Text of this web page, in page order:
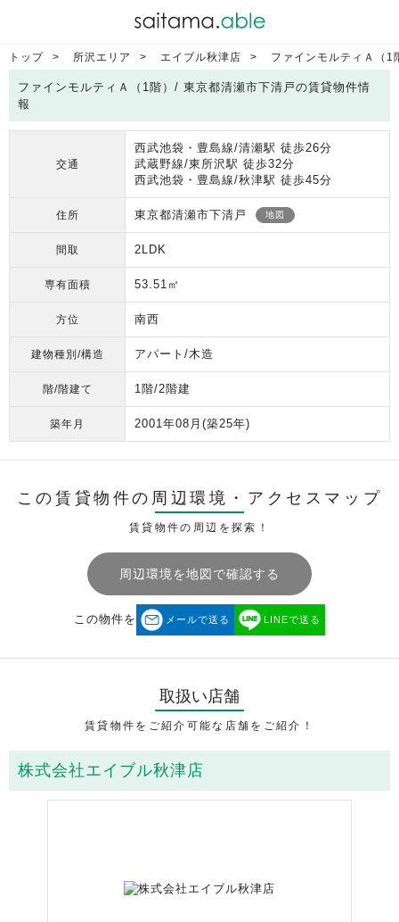
トップ 所沢エリア エイブル秋津店 ファインモルティＡ（1
ファインモルティＡ（1階）/ 東京都清瀬市下清戸の賃貸物件情
報
交通
西武池袋・豊島線/清瀬駅 徒歩26分
武蔵野線/東所沢駅 徒歩32分
西武池袋・豊島線/秋津駅 徒歩45分
住所 東京都清瀬市下清戸 地図
間取 2LDK
専有面積 53.51㎡
方位 南西
建物種別/構造 アパート/木造
階/階建て 1階/2階建
築年月 2001年08月 (築25年)
この賃貸物件の周辺環境・ アクセスマップ
賃貸物件の周辺を探索！
周辺環境を地図で確認する
この物件を メールで送る LINEで送る
取扱い店舗
賃貸物件をご紹介可能な店舗をご紹介！
株式会社エイブル秋津店